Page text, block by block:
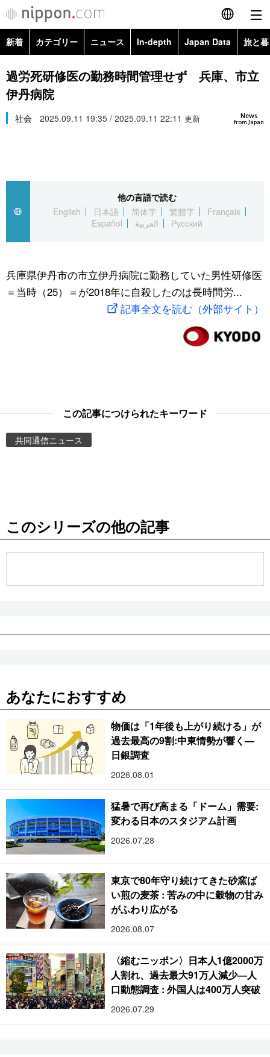
English
简体字
Русский
カテゴリー
経済・ビジネス
国際
文化
トップ
アーカイブ
In-depth
Japan Data
動画/Live
お知らせ
新着 カテゴリー ニュース In-depth Japan Data 旅と
政治・外交
経済・ビジネス
スポーツ・東京2020
Topics
過労死研修医の勤務時間管理せず 兵庫、市立
伊丹病院
News
from Japan
社会 2025.09.11 19:35 / 2025.09.11 22:11 更新
他の言語で読む
English
日本語 简体字 繁體字
Français
Español
العربية Русский
兵庫県伊丹市の市立伊丹病院に勤務していた男性研修医
＝当時（25）＝が2018年に自殺したのは長時間労...
記事全文を読む（外部サイト）
この記事につけられたキーワード
共同通信ニュース
このシリーズの他の記事
あなたにおすすめ
物価は「1年後も上がり続ける」が
過去最高の9割:中東情勢が響く―
日銀調査
2026.08.01
猛暑で再び高まる「ドーム」需要:
変わる日本のスタジアム計画
2026.07.28
東京で80年守り続けてきた砂窯ば
い煎の麦茶 : 苦みの中に穀物の甘み
がふわり広がる
2026.08.07
〈縮むニッポン〉日本人1億2000万
人割れ、過去最大91万人減少―人
口動態調査 : 外国人は400万人突破
2026.07.29